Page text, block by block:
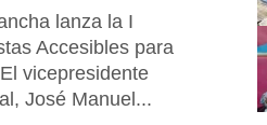
lanza la I
Accesibles para
vicepresidente
José Manuel...